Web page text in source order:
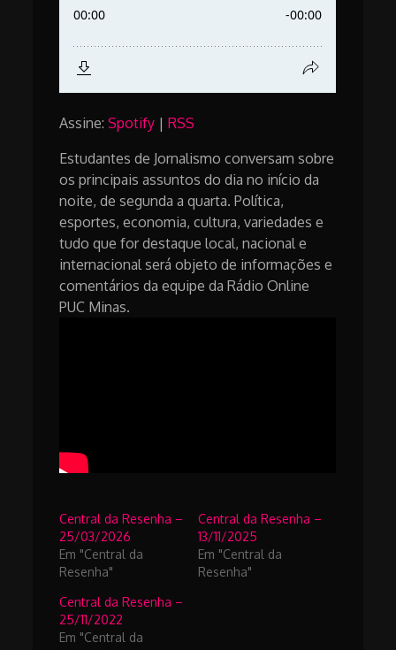
Assine:Spotify |RSS
Estudantes de Jornalismo conversam sobre
os principais assuntos do dia no início da
noite, de segunda a quarta. Política,
esportes, economia, cultura, variedades e
tudo que for destaque local, nacional e
internacional será objeto de informações e
comentários da equipe da Rádio Online
PUC Minas.
Central da Resenha –
25/03/2026
Em "Central da
Resenha"
Central da Resenha –
13/11/2025
Em "Central da
Resenha"
Central da Resenha –
25/11/2022
Em "Central da